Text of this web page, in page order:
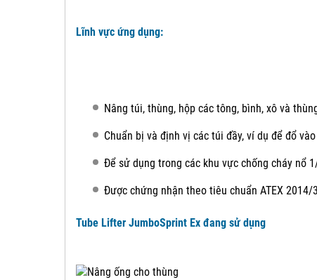
Lĩnh vực ứng dụng:
Nâng túi, thùng, hộp các tông, bình, xô và
Chuẩn bị và định vị các túi đầy, ví dụ để đổ
Để sử dụng trong các khu vực chống cháy nổ
Được chứng nhận theo tiêu chuẩn ATEX
Tube Lifter JumboSprint Ex đang sử dụng